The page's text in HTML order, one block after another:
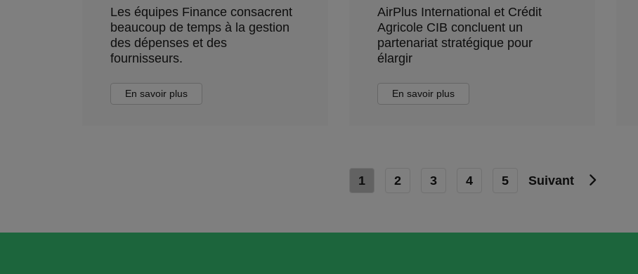
Les équipes Finance consacrent
beaucoup de temps à la gestion
des dépenses et des
fournisseurs.
En savoir plus
AirPlus International et Crédit
Agricole CIB concluent un
partenariat stratégique pour
élargir
En savoir plus
1 2 3 4 5 Suivant